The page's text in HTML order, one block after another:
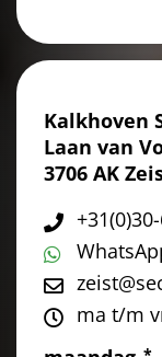
Kalkhoven
Laan van
3706 AK
ma t/m